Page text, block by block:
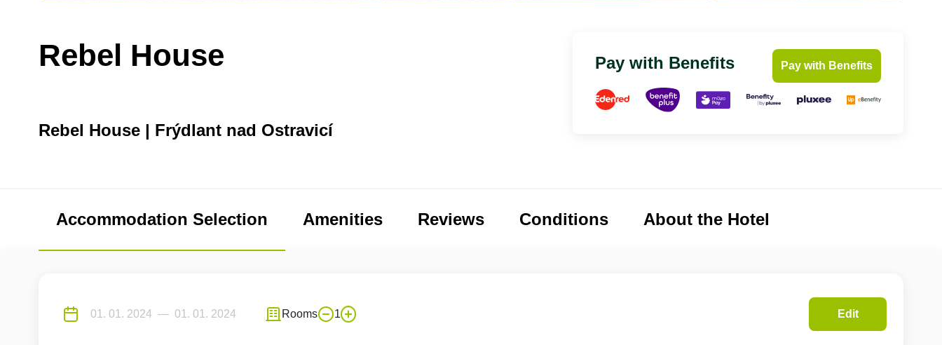
Rebel House
Rebel House | Frýdlant nad Ostravicí
Pay with Benefits Pay with Benefits
Accommodation Selection Amenities Reviews Conditions About the Hotel
Rooms 1 Edit